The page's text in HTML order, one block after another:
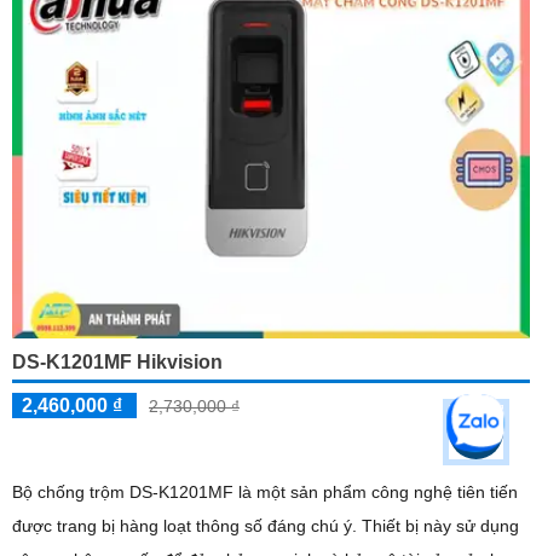
DS-K1201MF Hikvision
2,460,000 ₫ 2,730,000 ₫
Bộ chống trộm DS-K1201MF là một sản phẩm công nghệ tiên tiến
được trang bị hàng loạt thông số đáng chú ý. Thiết bị này sử dụng